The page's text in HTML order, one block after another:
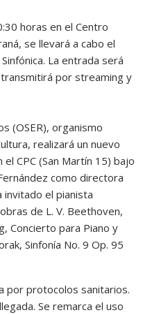
horas en el Centro
se llevará a cabo el
La entrada será
por streaming y
(OSER), organismo
realizará un nuevo
CPC (San Martín 15) bajo
como directora
invitado el pianista
de L. V. Beethoven,
Concierto para Piano y
Sinfonía No. 9 Op. 95
por protocolos sanitarios.
Se remarca el uso